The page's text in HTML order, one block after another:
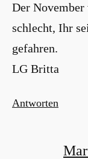
Der November
schlecht, Ihr
gefahren.
LG Britta
Antworten